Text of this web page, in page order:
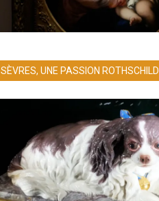
SÈVRES, UNE PASSION ROTHSCHILD